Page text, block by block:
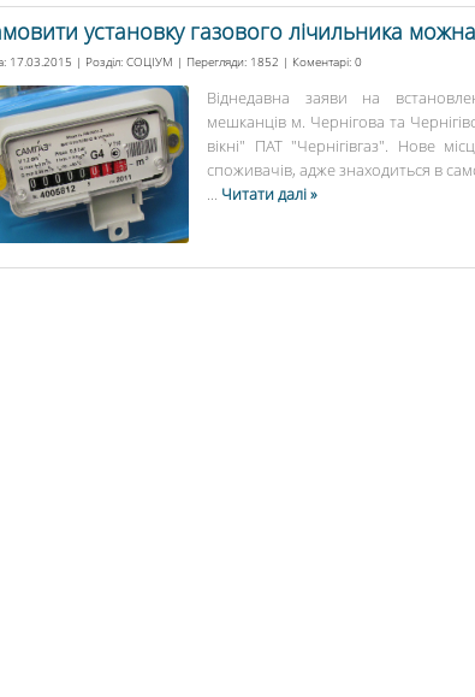
установку газового лічильника
17.03.2015 | Розділ: СОЦІУМ | Перегляди: 1852 | Коментарі: 0
Віднедавна заяви на
мешканців м. Чернігова та
вікні" ПАТ "Чернігівгаз". Нове
споживачів, адже знаходиться в
... Читати далі »